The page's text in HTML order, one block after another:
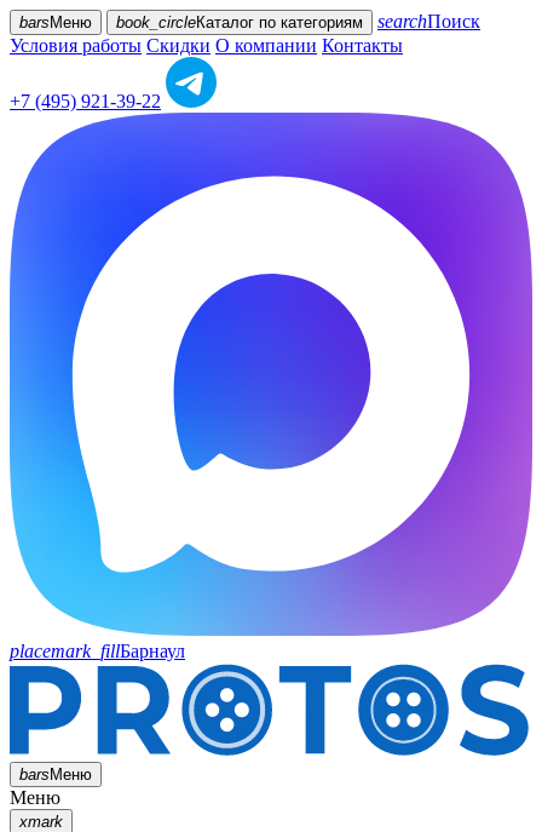
bars Меню book_circleКаталог по категориям searchПоиск
Условия работы Скидки О компании Контакты
+7 (495) 921-39-22
placemark_fillБарнаул
barsМеню
Меню
xmark